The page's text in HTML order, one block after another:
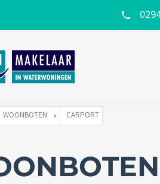
WOONBOTEN CARPORT